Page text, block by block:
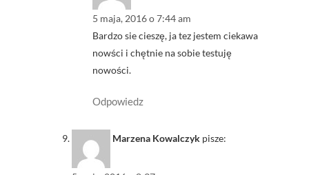
5 maja, 2016 o 7:44 am
Bardzo sie cieszę, ja tez jestem ciekawa
nowści i chętnie na sobie testuję
nowości.
Odpowiedz
Marzena Kowalczyk pisze: